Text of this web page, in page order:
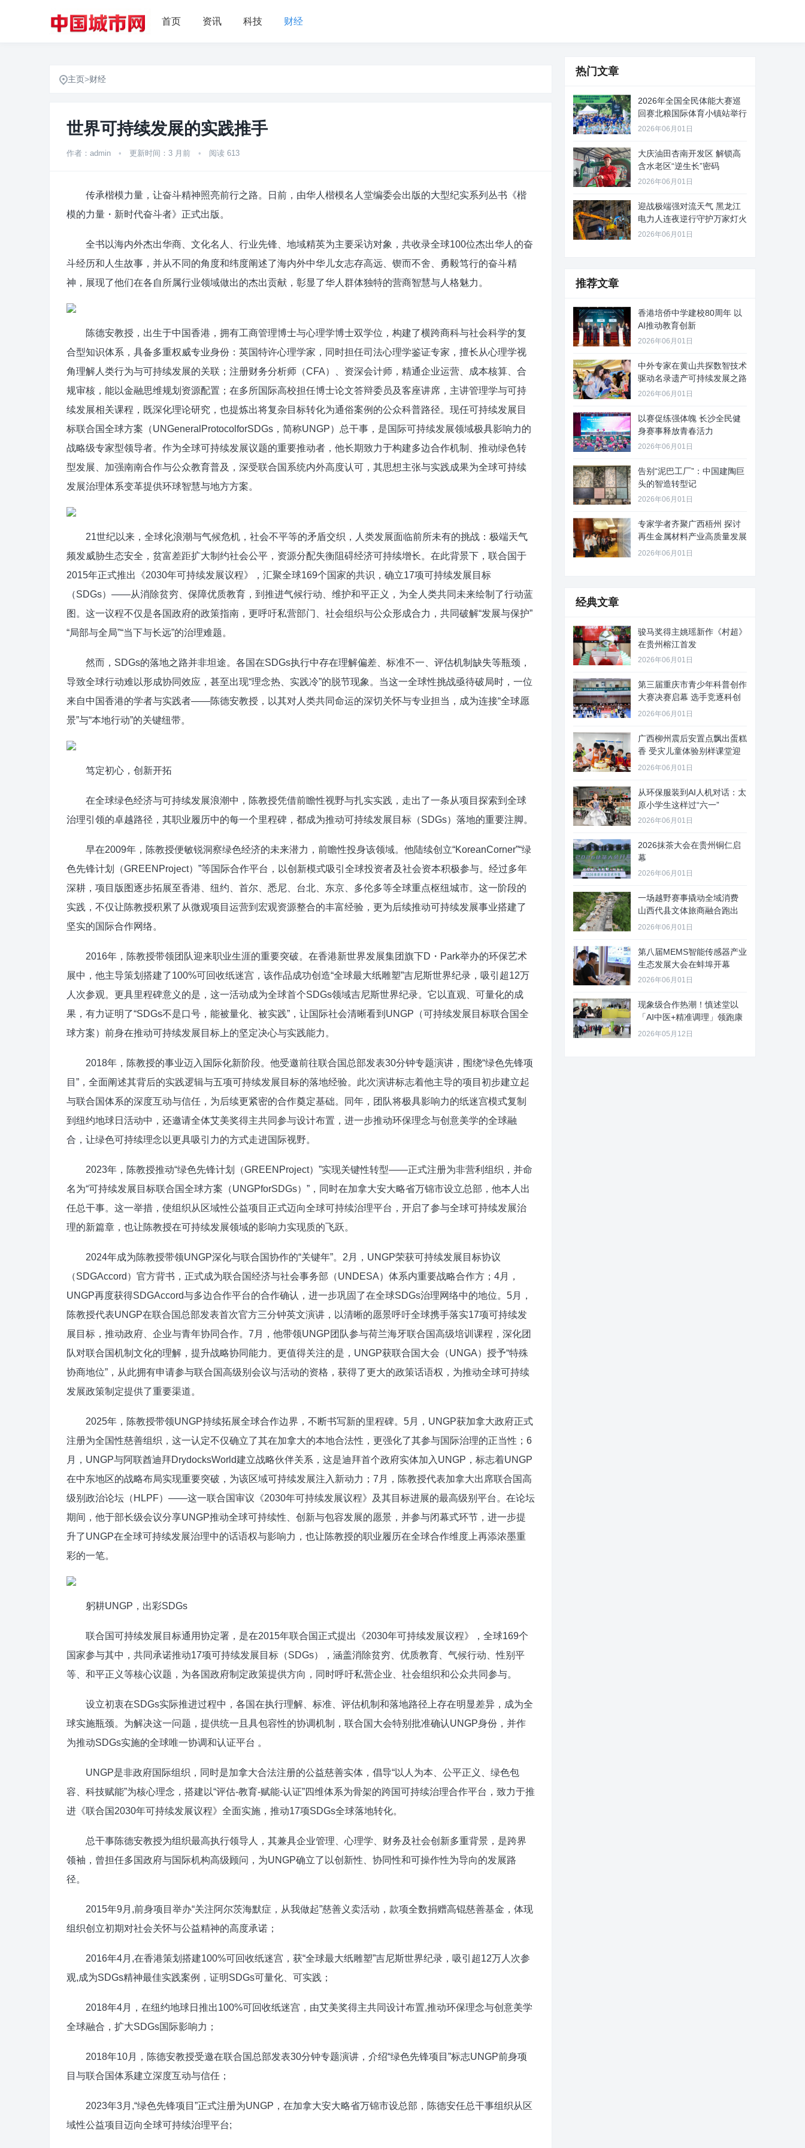
首页 资讯 科技 财经
主页>财经
世界可持续发展的实践推手
作者：admin • 更新时间：3 月前 • 阅读 613
传承楷模力量，让奋斗精神照亮前行之路。日前，由华人楷模名人堂编委会出版的大型纪实系列丛书《楷
模的力量・新时代奋斗者》正式出版。
全书以海内外杰出华商、文化名人、行业先锋、地域精英为主要采访对象，共收录全球100位杰出华人的奋
斗经历和人生故事，并从不同的角度和纬度阐述了海内外中华儿女志存高远、锲而不舍、勇毅笃行的奋斗精
神，展现了他们在各自所属行业领域做出的杰出贡献，彰显了华人群体独特的营商智慧与人格魅力。
陈德安教授，出生于中国香港，拥有工商管理博士与心理学博士双学位，构建了横跨商科与社会科学的复
合型知识体系，具备多重权威专业身份：英国特许心理学家，同时担任司法心理学鉴证专家，擅长从心理学视
角理解人类行为与可持续发展的关联；注册财务分析师（CFA）、资深会计师，精通企业运营、成本核算、合
规审核，能以金融思维规划资源配置；在多所国际高校担任博士论文答辩委员及客座讲席，主讲管理学与可持
续发展相关课程，既深化理论研究，也提炼出将复杂目标转化为通俗案例的公众科普路径。现任可持续发展目
标联合国全球方案（UNGeneralProtocolforSDGs，简称UNGP）总干事，是国际可持续发展领域极具影响力的
战略级专家型领导者。作为全球可持续发展议题的重要推动者，他长期致力于构建多边合作机制、推动绿色转
型发展、加强南南合作与公众教育普及，深受联合国系统内外高度认可，其思想主张与实践成果为全球可持续
发展治理体系变革提供环球智慧与地方方案。
21世纪以来，全球化浪潮与气候危机，社会不平等的矛盾交织，人类发展面临前所未有的挑战：极端天气
频发威胁生态安全，贫富差距扩大制约社会公平，资源分配失衡阻碍经济可持续增长。在此背景下，联合国于
2015年正式推出《2030年可持续发展议程》，汇聚全球169个国家的共识，确立17项可持续发展目标
（SDGs）——从消除贫穷、保障优质教育，到推进气候行动、维护和平正义，为全人类共同未来绘制了行动蓝
图。这一议程不仅是各国政府的政策指南，更呼吁私营部门、社会组织与公众形成合力，共同破解“发展与保护”
“局部与全局”“当下与长远”的治理难题。
然而，SDGs的落地之路并非坦途。各国在SDGs执行中存在理解偏差、标准不一、评估机制缺失等瓶颈，
导致全球行动难以形成协同效应，甚至出现“理念热、实践冷”的脱节现象。当这一全球性挑战亟待破局时，一位
来自中国香港的学者与实践者——陈德安教授，以其对人类共同命运的深切关怀与专业担当，成为连接“全球愿
景”与“本地行动”的关键纽带。
笃定初心，创新开拓
在全球绿色经济与可持续发展浪潮中，陈教授凭借前瞻性视野与扎实实践，走出了一条从项目探索到全球
治理引领的卓越路径，其职业履历中的每一个里程碑，都成为推动可持续发展目标（SDGs）落地的重要注脚。​
早在2009年，陈教授便敏锐洞察绿色经济的未来潜力，前瞻性投身该领域。他陆续创立“KoreanCorner”“绿
色先锋计划（GREENProject）”等国际合作平台，以创新模式吸引全球投资者及社会资本积极参与。经过多年
深耕，项目版图逐步拓展至香港、纽约、首尔、悉尼、台北、东京、多伦多等全球重点枢纽城市。这一阶段的
实践，不仅让陈教授积累了从微观项目运营到宏观资源整合的丰富经验，更为后续推动可持续发展事业搭建了
坚实的国际合作网络。​
2016年，陈教授带领团队迎来职业生涯的重要突破。在香港新世界发展集团旗下D・Park举办的环保艺术
展中，他主导策划搭建了100%可回收纸迷宫，该作品成功创造“全球最大纸雕塑”吉尼斯世界纪录，吸引超12万
人次参观。更具里程碑意义的是，这一活动成为全球首个SDGs领域吉尼斯世界纪录。它以直观、可量化的成
果，有力证明了“SDGs不是口号，能被量化、被实践”，让国际社会清晰看到UNGP（可持续发展目标联合国全
球方案）前身在推动可持续发展目标上的坚定决心与实践能力。​
2018年，陈教授的事业迈入国际化新阶段。他受邀前往联合国总部发表30分钟专题演讲，围绕“绿色先锋项
目”，全面阐述其背后的实践逻辑与五项可持续发展目标的落地经验。此次演讲标志着他主导的项目初步建立起
与联合国体系的深度互动与信任，为后续更紧密的合作奠定基础。同年，团队将极具影响力的纸迷宫模式复制
到纽约地球日活动中，还邀请全体艾美奖得主共同参与设计布置，进一步推动环保理念与创意美学的全球融
合，让绿色可持续理念以更具吸引力的方式走进国际视野。​​
2023年，陈教授推动“绿色先锋计划（GREENProject）”实现关键性转型——正式注册为非营利组织，并命
名为“可持续发展目标联合国全球方案（UNGPforSDGs）”，同时在加拿大安大略省万锦市设立总部，他本人出
任总干事。这一举措，使组织从区域性公益项目正式迈向全球可持续治理平台，开启了参与全球可持续发展治
理的新篇章，也让陈教授在可持续发展领域的影响力实现质的飞跃。​​
2024年成为陈教授带领UNGP深化与联合国协作的“关键年”。2月，UNGP荣获可持续发展目标协议
（SDGAccord）官方背书，正式成为联合国经济与社会事务部（UNDESA）体系内重要战略合作方；4月，
UNGP再度获得SDGAccord与多边合作平台的合作确认，进一步巩固了在全球SDGs治理网络中的地位。5月，
陈教授代表UNGP在联合国总部发表首次官方三分钟英文演讲，以清晰的愿景呼吁全球携手落实17项可持续发
展目标，推动政府、企业与青年协同合作。7月，他带领UNGP团队参与荷兰海牙联合国高级培训课程，深化团
队对联合国机制文化的理解，提升战略协同能力。更值得关注的是，UNGP获联合国大会（UNGA）授予“特殊
协商地位”，从此拥有申请参与联合国高级别会议与活动的资格，获得了更大的政策话语权，为推动全球可持续
发展政策制定提供了重要渠道。​​
2025年，陈教授带领UNGP持续拓展全球合作边界，不断书写新的里程碑。5月，UNGP获加拿大政府正式
注册为全国性慈善组织，这一认定不仅确立了其在加拿大的本地合法性，更强化了其参与国际治理的正当性；6
月，UNGP与阿联酋迪拜DrydocksWorld建立战略伙伴关系，这是迪拜首个政府实体加入UNGP，标志着UNGP
在中东地区的战略布局实现重要突破，为该区域可持续发展注入新动力；7月，陈教授代表加拿大出席联合国高
级别政治论坛（HLPF）——这一联合国审议《2030年可持续发展议程》及其目标进展的最高级别平台。在论坛
期间，他于部长级会议分享UNGP推动全球可持续性、创新与包容发展的愿景，并参与闭幕式环节，进一步提
升了UNGP在全球可持续发展治理中的话语权与影响力，也让陈教授的职业履历在全球合作维度上再添浓墨重
彩的一笔。
躬耕UNGP，出彩SDGs
联合国可持续发展目标通用协定署，是在2015年联合国正式提出《2030年可持续发展议程》，全球169个
国家参与其中，共同承诺推动17项可持续发展目标（SDGs），涵盖消除贫穷、优质教育、气候行动、性别平
等、和平正义等核心议题，为各国政府制定政策提供方向，同时呼吁私营企业、社会组织和公众共同参与。
设立初衷在SDGs实际推进过程中，各国在执行理解、标准、评估机制和落地路径上存在明显差异，成为全
球实施瓶颈。为解决这一问题，提供统一且具包容性的协调机制，联合国大会特别批准确认UNGP身份，并作
为推动SDGs实施的全球唯一协调和认证平台 。
UNGP是非政府国际组织，同时是加拿大合法注册的公益慈善实体，倡导“以人为本、公平正义、绿色包
容、科技赋能”为核心理念，搭建以“评估-教育-赋能-认证”四维体系为骨架的跨国可持续治理合作平台，致力于推
进《联合国2030年可持续发展议程》全面实施，推动17项SDGs全球落地转化。
总干事陈德安教授为组织最高执行领导人，其兼具企业管理、心理学、财务及社会创新多重背景，是跨界
领袖，曾担任多国政府与国际机构高级顾问，为UNGP确立了以创新性、协同性和可操作性为导向的发展路
径。
2015年9月,前身项目举办“关注阿尔茨海默症，从我做起”慈善义卖活动，款项全数捐赠高锟慈善基金，体现
组织创立初期对社会关怀与公益精神的高度承诺；
2016年4月,在香港策划搭建100%可回收纸迷宫，获“全球最大纸雕塑”吉尼斯世界纪录，吸引超12万人次参
观,成为SDGs精神最佳实践案例，证明SDGs可量化、可实践；
2018年4月，在纽约地球日推出100%可回收纸迷宫，由艾美奖得主共同设计布置,推动环保理念与创意美学
全球融合，扩大SDGs国际影响力；
2018年10月，陈德安教授受邀在联合国总部发表30分钟专题演讲，介绍“绿色先锋项目”标志UNGP前身项
目与联合国体系建立深度互动与信任；
2023年3月,“绿色先锋项目”正式注册为UNGP，在加拿大安大略省万锦市设总部，陈德安任总干事组织从区
域性公益项目迈向全球可持续治理平台;
热门文章
2026年全国全民体能大赛巡
回赛北粮国际体育小镇站举行
2026年06月01日
大庆油田杏南开发区 解锁高
含水老区“逆生长”密码
2026年06月01日
迎战极端强对流天气 黑龙江
电力人连夜逆行守护万家灯火
2026年06月01日
推荐文章
香港培侨中学建校80周年 以
AI推动教育创新
2026年06月01日
中外专家在黄山共探数智技术
驱动名录遗产可持续发展之路
2026年06月01日
以赛促练强体魄 长沙全民健
身赛事释放青春活力
2026年06月01日
告别“泥巴工厂”：中国建陶巨
头的智造转型记
2026年06月01日
专家学者齐聚广西梧州 探讨
再生金属材料产业高质量发展
路径
2026年06月01日
经典文章
骏马奖得主姚瑶新作《村超》
在贵州榕江首发
2026年06月01日
第三届重庆市青少年科普创作
大赛决赛启幕 选手竞逐科创
舞台
2026年06月01日
广西柳州震后安置点飘出蛋糕
香 受灾儿童体验别样课堂迎
“六
2026年06月01日
从环保服装到AI人机对话：太
原小学生这样过“六一”
2026年06月01日
2026抹茶大会在贵州铜仁启
幕
2026年06月01日
一场越野赛事撬动全域消费
山西代县文体旅商融合跑出
“加速
2026年06月01日
第八届MEMS智能传感器产业
生态发展大会在蚌埠开幕
2026年06月01日
现象级合作热潮！慎述堂以
「AI中医+精准调理」领跑康
养新
2026年05月12日